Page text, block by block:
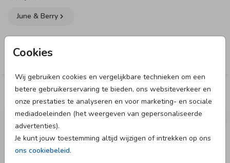
Cookies
Wij gebruiken cookies en vergelijkbare technieken om een
betere gebruikerservaring te bieden, ons websiteverkeer en
onze prestaties te analyseren en voor marketing- en sociale
mediadoeleinden (het weergeven van gepersonaliseerde
advertenties).
Je kunt jouw toestemming altijd wijzigen of intrekken op ons
ons cookiebeleid.
June & Berry
Deze designs vind je misschien ook leuk